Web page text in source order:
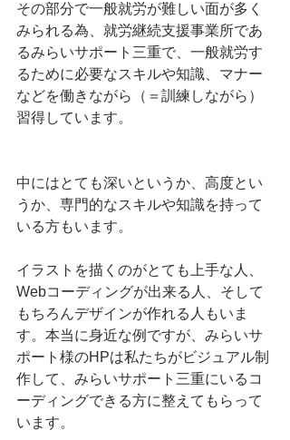
その部分で一般就労が難しい面が多く
みられる為、就労継続支援事業所であ
るみらいサポート三重で、一般就労す
るために必要なスキルや知識、マナー
などを働きながら（＝訓練しながら）
習得しています。
中にはとても深いというか、高度とい
うか、専門的なスキルや知識を持って
いる方もいます。
イラストを描くのがとても上手な人、
Webコーディングが出来る人、そして
もちろんデザインが作れる人もいま
す。本当に身近な例ですが、みらいサ
ポート様のHPは私たちがビジュアル制
作して、みらいサポート三重にいるコ
ーディングできる方に整えてもらって
います。